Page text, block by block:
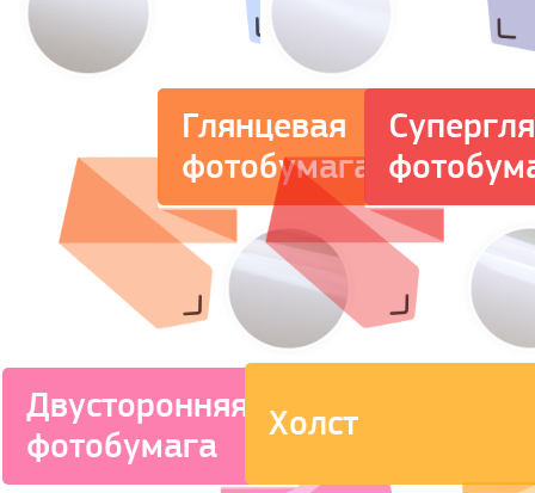
Глянцевая
фотобумага
Двусторонняя
фотобумага
Холст